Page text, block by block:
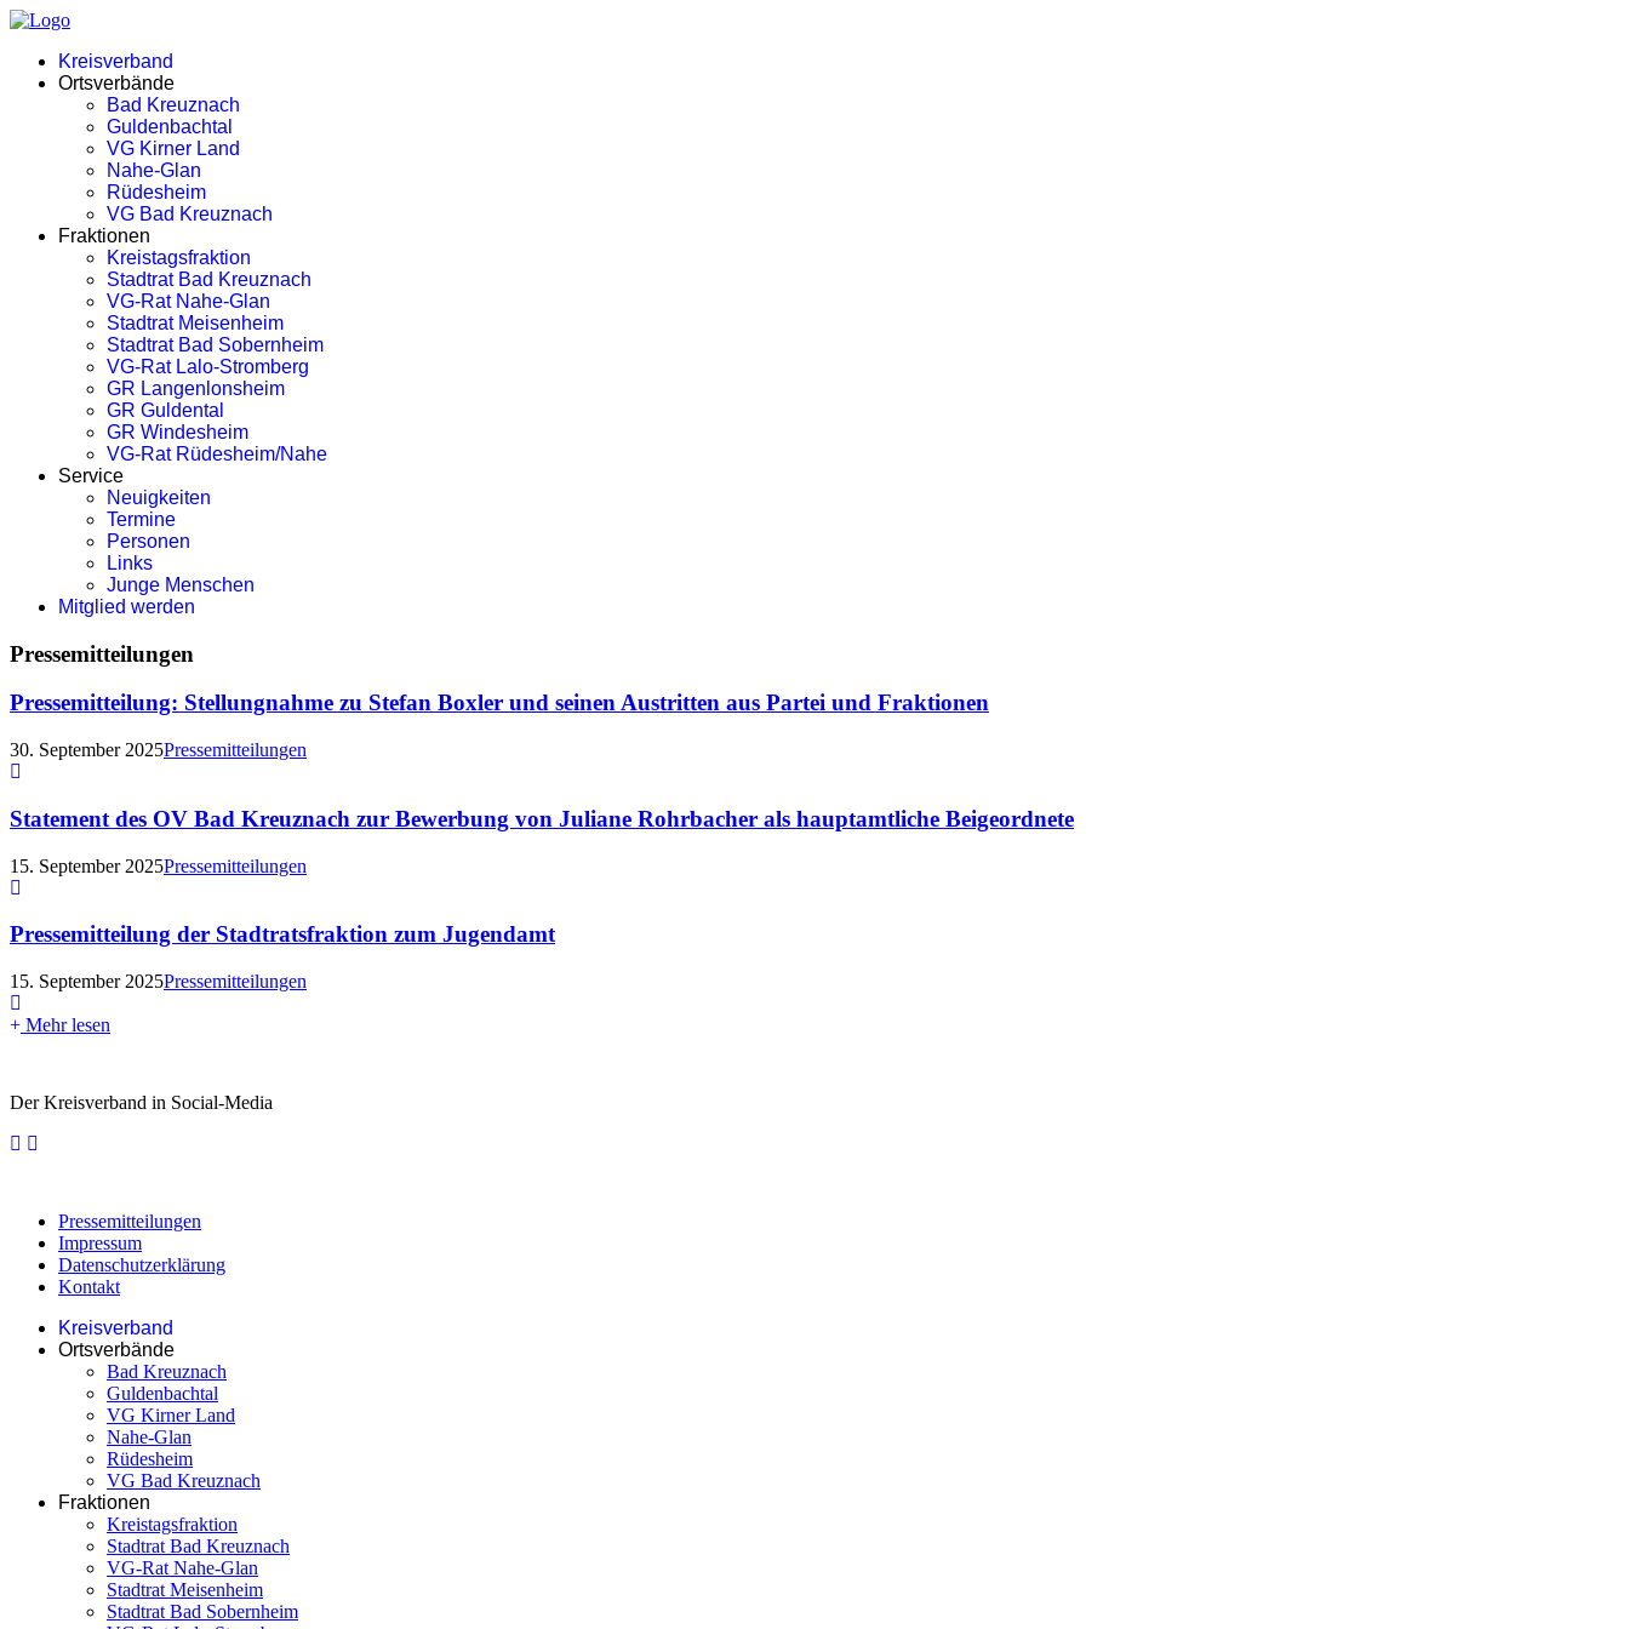
Kreisverband
Ortsverbände
Bad Kreuznach
Guldenbachtal
VG Kirner Land
Nahe-Glan
Rüdesheim
VG Bad Kreuznach
Fraktionen
Kreistagsfraktion
Stadtrat Bad Kreuznach
VG-Rat Nahe-Glan
Stadtrat Meisenheim
Stadtrat Bad Sobernheim
VG-Rat Lalo-Stromberg
GR Langenlonsheim
GR Guldental
GR Windesheim
VG-Rat Rüdesheim/Nahe
Service
Neuigkeiten
Termine
Personen
Links
Junge Menschen
Mitglied werden
Pressemitteilungen
Pressemitteilung: Stellungnahme zu Stefan Boxler und seinen Austritten aus Partei und Fraktionen
30. September 2025Pressemitteilungen
Statement des OV Bad Kreuznach zur Bewerbung von Juliane Rohrbacher als hauptamtliche Beigeordnete
15. September 2025Pressemitteilungen
Pressemitteilung der Stadtratsfraktion zum Jugendamt
15. September 2025Pressemitteilungen
Mehr lesen
Der Kreisverband in Social-Media
Pressemitteilungen
Impressum
Datenschutzerklärung
Kontakt
Kreisverband
Ortsverbände
Bad Kreuznach
Guldenbachtal
VG Kirner Land
Nahe-Glan
Rüdesheim
VG Bad Kreuznach
Fraktionen
Kreistagsfraktion
Stadtrat Bad Kreuznach
VG-Rat Nahe-Glan
Stadtrat Meisenheim
Stadtrat Bad Sobernheim